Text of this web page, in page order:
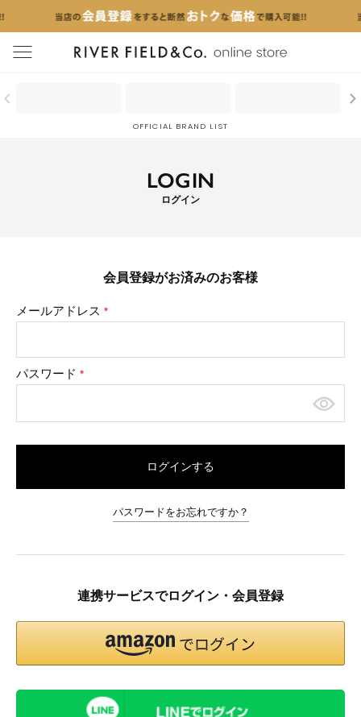
menu
OFFICIAL BRAND LIST
LOGIN
ログイン
会員登録がお済みのお客様
メールアドレス
(必
パスワード
(必
ログインする
パスワードをお忘れですか？
連携サービスでログイン・会員登録